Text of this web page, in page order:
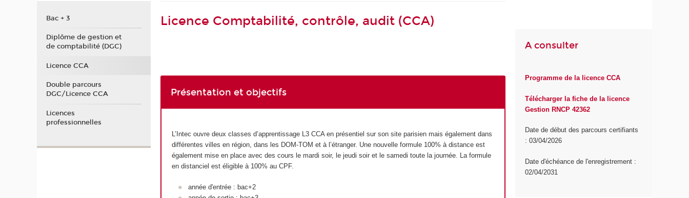
Licence Comptabilité, contrôle, audit (CCA)
Présentation et objectifs
L’Intec ouvre deux classes d’apprentissage L3 CCA en présentiel sur son site parisien mais également dans
différentes villes en région, dans les DOM-TOM et à l’étranger. Une nouvelle formule 100% à distance est
également mise en place avec des cours le mardi soir, le jeudi soir et le samedi toute la journée. La formule
en distanciel est éligible à 100% au CPF.
année d'entrée : bac+2
A consulter
Programme de la licence CCA
Télécharger la fiche de la licence
Gestion RNCP 42362
Date de début des parcours certifiants
: 03/04/2026
Date d'échéance de l'enregistrement :
02/04/2031
Bac + 3
Diplôme de gestion et
de comptabilité (DGC)
Licence CCA
Double parcours
DGC/Licence CCA
Licences
professionnelles